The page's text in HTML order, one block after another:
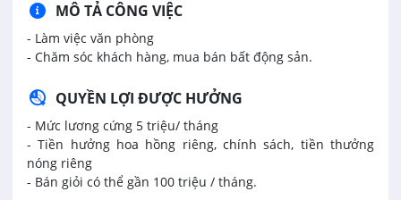
MÔ TẢ CÔNG VIỆC
- Làm việc văn phòng
- Chăm sóc khách hàng, mua bán bất động sản.
QUYỀN LỢI ĐƯỢC HƯỞNG
- Mức lương cứng 5 triệu/ tháng
- Tiền hưởng hoa hồng riêng, chính sách, tiền thưởng
nóng riêng
- Bán giỏi có thể gần 100 triệu / tháng.